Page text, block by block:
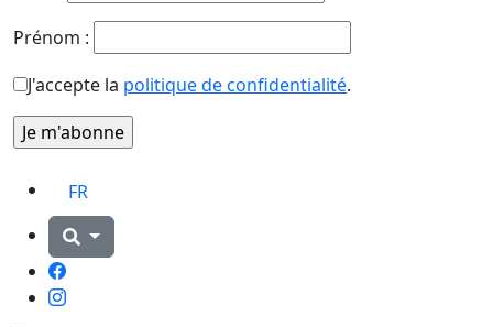
Prénom :
J'accepte la politique de confidentialité.
FR
Facebook
Instagram